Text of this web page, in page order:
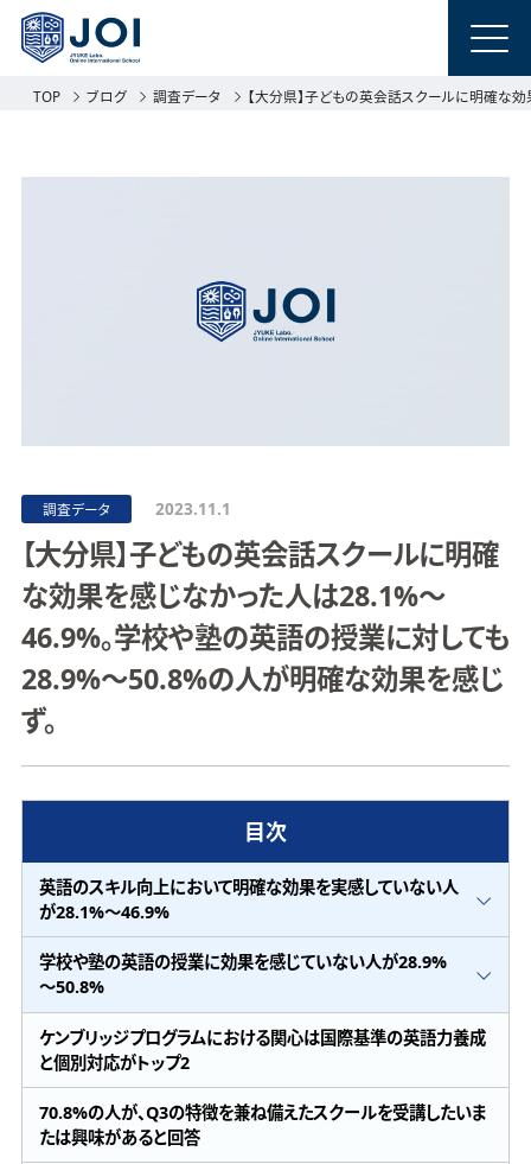
TOP ブログ 調査データ 【大分県】子どもの英会話スクールに明確な
調査データ 2023.11.1
【大分県】子どもの英会話スクールに明確
な効果を感じなかった人は28.1%～
46.9%。学校や塾の英語の授業に対しても
28.9%～50.8%の人が明確な効果を感じ
ず。
目次
英語のスキル向上において明確な効果を実感していない人
が28.1%～46.9%
学校や塾の英語の授業に効果を感じていない人が28.9%
～50.8%
ケンブリッジプログラムにおける関心は国際基準の英語力養成
と個別対応がトップ2
70.8%の人が、Q3の特徴を兼ね備えたスクールを受講したいま
たは興味があると回答